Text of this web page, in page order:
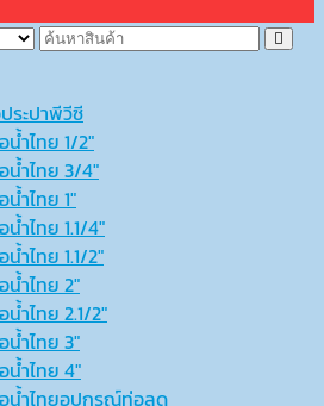
ะปาพีวีซี
ำไทย 1/2″
ำไทย 3/4″
ำไทย 1″
ำไทย 1.1/4″
ำไทย 1.1/2″
ำไทย 2″
ำไทย 2.1/2″
ำไทย 3″
ำไทย 4″
น้ำไทยอุปกรณ์ท่อลด